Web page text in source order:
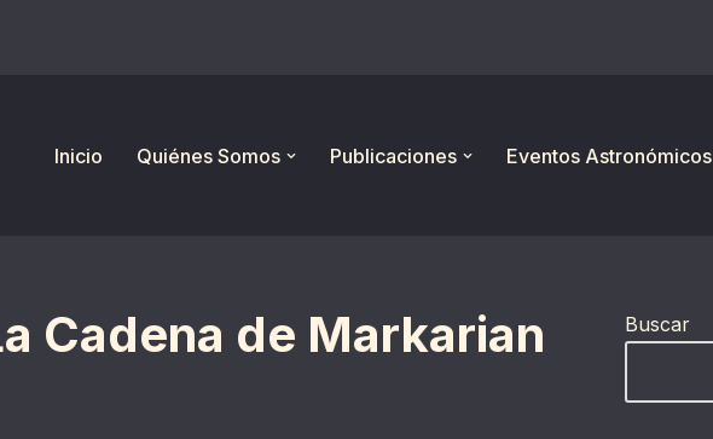
Inicio
Quiénes Somos Publicaciones Eventos Astronómicos
Cadena de Markarian
Buscar